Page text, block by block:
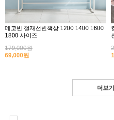
데코빈 철재선반책상 1200 1400 1600
1800 사이즈
179,000원
69,000원
더보기